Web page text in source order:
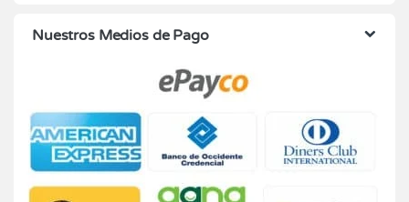
Nuestros Medios de Pago